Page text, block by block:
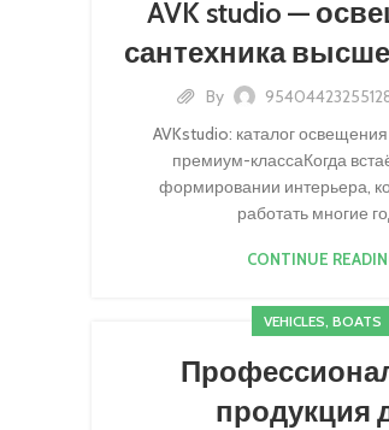
AVK studio —
сантехника
By
AVKstudio: каталог
премиум-классаКогда
формировании интерьера,
работать многие
CONTINUE
VEHICLES, BOATS
продукция